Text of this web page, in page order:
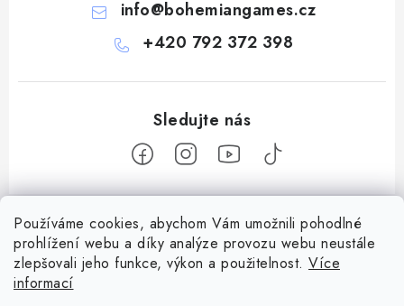
Používáme cookies, abychom Vám umožnili pohodlné
prohlížení webu a díky analýze provozu webu neustále
zlepšovali jeho funkce, výkon a použitelnost. Více
informací
info@bohemiangames.cz
+420 792 372 398
Z
Informace pro vás
Obchodní podmínky
Facebook